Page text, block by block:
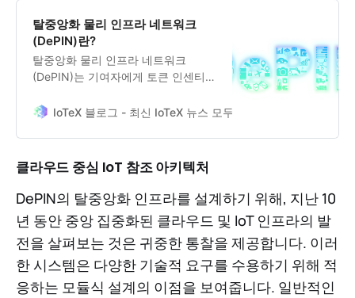
탈중앙화 물리 인프라 네트워크
(DePIN)란?
탈중앙화 물리 인프라 네트워크
(DePIN)는 기여자에게 토큰 인센티브
록체인 네트워크입니다.
IoTeX 블로그 - 최신 IoTeX 뉴스 모두 받아보기
클라우드 중심 IoT 참조 아키텍처
DePIN의 탈중앙화 인프라를 설계하기 위해, 지난 10
년 동안 중앙 집중화된 클라우드 및 IoT 인프라의 발
전을 살펴보는 것은 귀중한 통찰을 제공합니다. 이러
한 시스템은 다양한 기술적 요구를 수용하기 위해 적
응하는 모듈식 설계의 이점을 보여줍니다. 일반적인